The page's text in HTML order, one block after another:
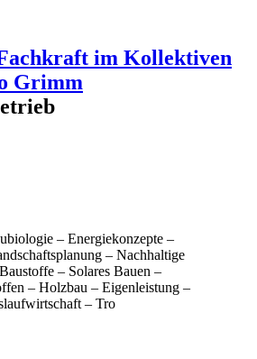
im Kollektiven
Grimm
– Energiekonzepte –
– Nachhaltige
– Solares Bauen –
– Holzbau – Eigenleistung –
– Tro